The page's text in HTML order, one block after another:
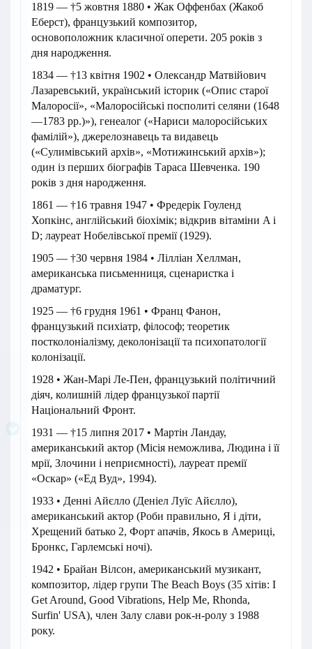
1819 — †5 жовтня 1880 • Жак Оффенбах (Жакоб
Еберст), французький композитор,
основоположник класичної оперети. 205 років з
дня народження.
1834 — †13 квітня 1902 • Олександр Матвійович
Лазаревський, український історик («Опис старої
Малоросії», «Малоросійські посполиті селяни (1648
—1783 рр.)»), генеалог («Нариси малоросійських
фамілій»), джерелознавець та видавець
(«Сулимівський архів», «Мотижинський архів»);
один із перших біографів Тараса Шевченка. 190
років з дня народження.
1861 — †16 травня 1947 • Фредерік Гоуленд
Хопкінс, англійський біохімік; відкрив вітаміни A і
D; лауреат Нобелівської премії (1929).
1905 — †30 червня 1984 • Лілліан Хеллман,
американська письменниця, сценаристка і
драматург.
1925 — †6 грудня 1961 • Франц Фанон,
французький психіатр, філософ; теоретик
постколоніалізму, деколонізації та психопатології
колонізації.
1928 • Жан-Марі Ле-Пен, французький політичний
діяч, колишній лідер французької партії
Національний Фронт.
1931 — †15 липня 2017 • Мартін Ландау,
американський актор (Місія неможлива, Людина і її
мрії, Злочини і неприємності), лауреат премії
«Оскар» («Ед Вуд», 1994).
1933 • Денні Айєлло (Деніел Луїс Айєлло),
американський актор (Роби правильно, Я і діти,
Хрещений батько 2, Форт апачів, Якось в Америці,
Бронкс, Гарлемські ночі).
1942 • Брайан Вілсон, американський музикант,
композитор, лідер групи The Beach Boys (35 хітів: I
Get Around, Good Vibrations, Help Me, Rhonda,
Surfin' USA), член Залу слави рок-н-ролу з 1988
року.